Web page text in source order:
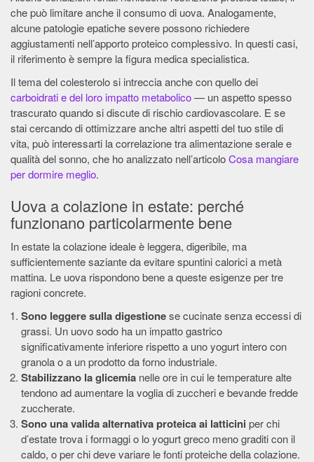
che può limitare anche il consumo di uova. Analogamente,
alcune patologie epatiche severe possono richiedere
aggiustamenti nell’apporto proteico complessivo. In questi casi,
il riferimento è sempre la figura medica specialistica.
Il tema del colesterolo si intreccia anche con quello dei
carboidrati e del loro impatto metabolico— un aspetto spesso
trascurato quando si discute di rischio cardiovascolare. E se
stai cercando di ottimizzare anche altri aspetti del tuo stile di
vita, può interessarti la correlazione tra alimentazione serale e
qualità del sonno, che ho analizzato nell’articoloCosa mangiare
per dormire meglio.
Uova a colazione in estate: perché
funzionano particolarmente bene
In estate la colazione ideale è leggera, digeribile, ma
sufficientemente saziante da evitare spuntini calorici a metà
mattina. Le uova rispondono bene a queste esigenze per tre
ragioni concrete.
Sono leggere sulla digestionese cucinate senza eccessi di
grassi. Un uovo sodo ha un impatto gastrico
significativamente inferiore rispetto a uno yogurt intero con
granola o a un prodotto da forno industriale.
Stabilizzano la glicemia nelle ore in cui le temperature alte
tendono ad aumentare la voglia di zuccheri e bevande fredde
zuccherate.
Sono una valida alternativa proteica ai latticini per chi
d’estate trova i formaggi o lo yogurt greco meno graditi con il
caldo, o per chi deve variare le fonti proteiche della colazione.